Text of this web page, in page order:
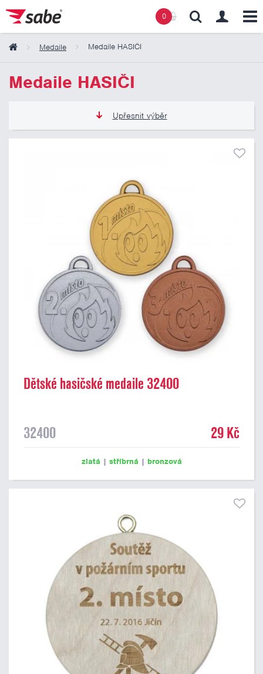
0
Medaile Medaile HASIČI
Medaile HASIČI
Upřesnit výběr
Pouze skladem
Dětské hasičské medaile 32400
32400 29 Kč
zlatá | stříbrná | bronzová
Obsah košíku